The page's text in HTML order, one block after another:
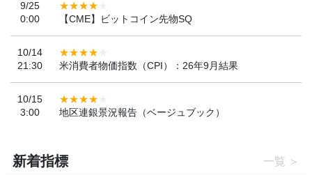
9/25
0:00
【CME】ビットコイン先物SQ
10/14
21:30
米消費者物価指数（CPI）：26年9月結果
10/15
3:00
地区連銀景況報告（ベージュブック）
新着指標 一覧